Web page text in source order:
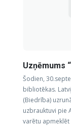
Uzņēmums
Šodien,
bibliotēkas.
(Biedrība)
uzbrauktuvi pie
varētu apmeklēt